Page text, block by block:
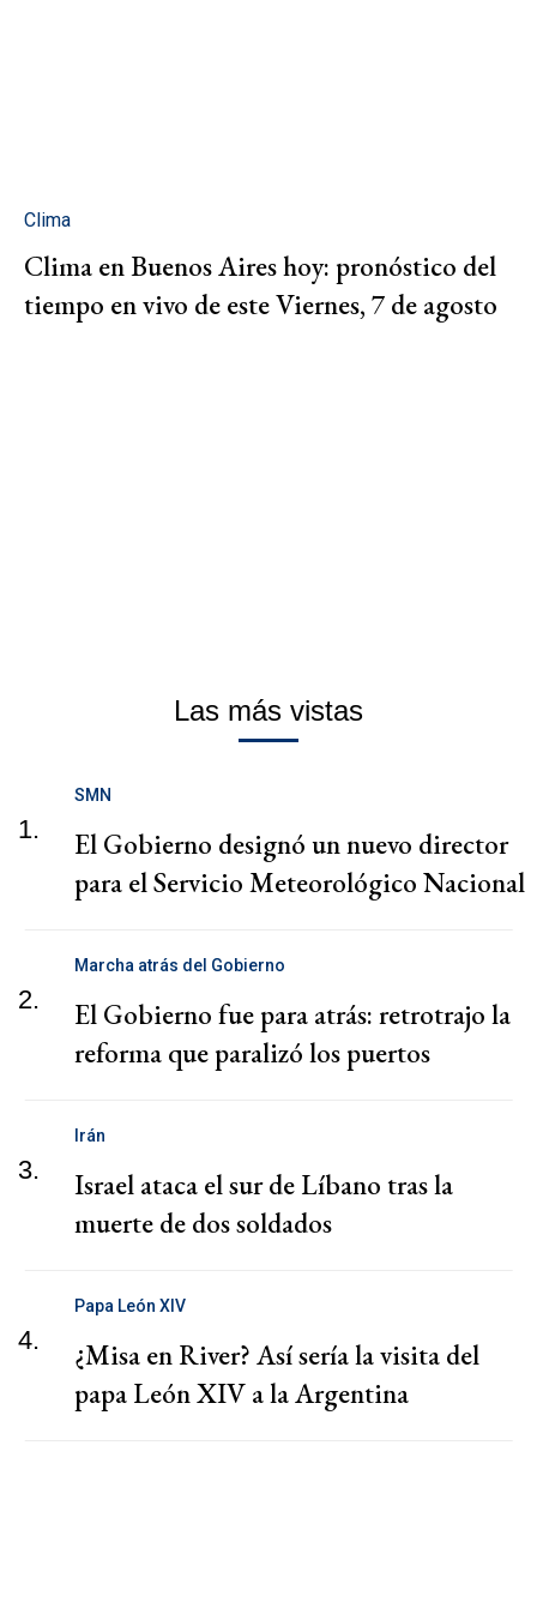
Clima
Clima en Buenos Aires hoy: pronóstico del
tiempo en vivo de este Viernes, 7 de agosto
Las más vistas
1.
SMN
El Gobierno designó un nuevo director
para el Servicio Meteorológico Nacional
2.
Marcha atrás del Gobierno
El Gobierno fue para atrás: retrotrajo la
reforma que paralizó los puertos
3.
Irán
Israel ataca el sur de Líbano tras la
muerte de dos soldados
4.
Papa León XIV
¿Misa en River? Así sería la visita del
papa León XIV a la Argentina